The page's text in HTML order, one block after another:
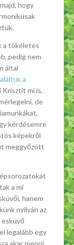
hogy
a tökéletes
pedig nem
által
a
Krisztit mi is.
de
kérdésemre
képekről
meggyőzött
a mi
hanem
nyilván az
legalább egy
akar menni